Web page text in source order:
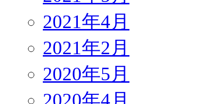
2021年4月
2021年2月
2020年5月